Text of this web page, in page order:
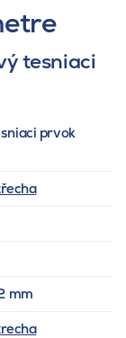
tesniaci
prvok
mm